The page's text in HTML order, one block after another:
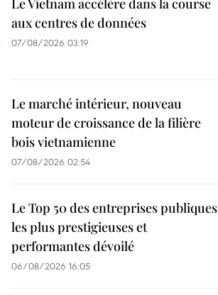
Le Vietnam accélère dans la course
aux centres de données
07/08/2026 03:19
Le marché intérieur, nouveau
moteur de croissance de la filière
bois vietnamienne
07/08/2026 02:54
Le Top 50 des entreprises publiques
les plus prestigieuses et
performantes dévoilé
06/08/2026 16:05